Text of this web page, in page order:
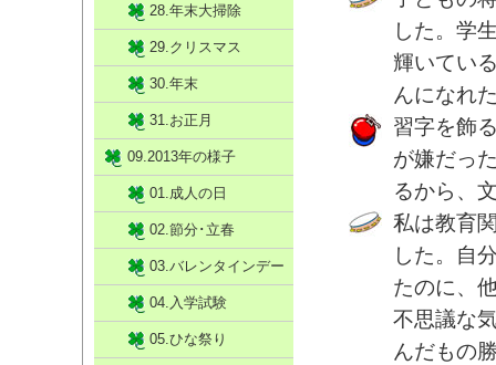
した。学
輝いてい
んになれ
習字を飾
が嫌だっ
るから、
私は教育
した。自
たのに、
不思議な
んだもの
28.年末大掃除
29.クリスマス
30.年末
31.お正月
09.2013年の様子
01.成人の日
02.節分･立春
03.バレンタインデー
04.入学試験
05.ひな祭り